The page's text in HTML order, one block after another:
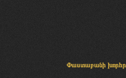
Փաստաբանի